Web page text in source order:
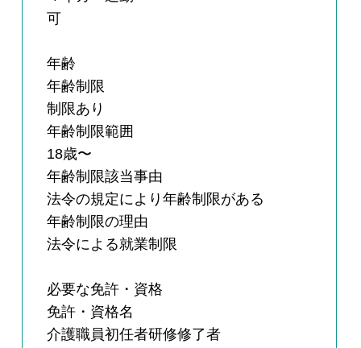
可
年齢
年齢制限
制限あり
年齢制限範囲
18歳〜
年齢制限該当事由
法令の規定により年齢制限がある
年齢制限の理由
法令による就業制限
必要な免許・資格
免許・資格名
介護職員初任者研修修了者